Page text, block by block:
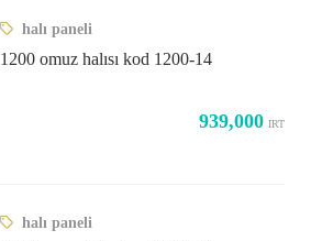
halı paneli
1200 omuz halısı kod 1200-14
939,000 IRT
halı paneli